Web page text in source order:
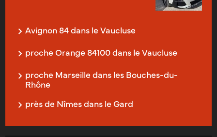
Avignon 84 dans le Vaucluse
proche Orange 84100 dans le Vaucluse
proche Marseille dans les Bouches-du-
Rhône
près de Nîmes dans le Gard